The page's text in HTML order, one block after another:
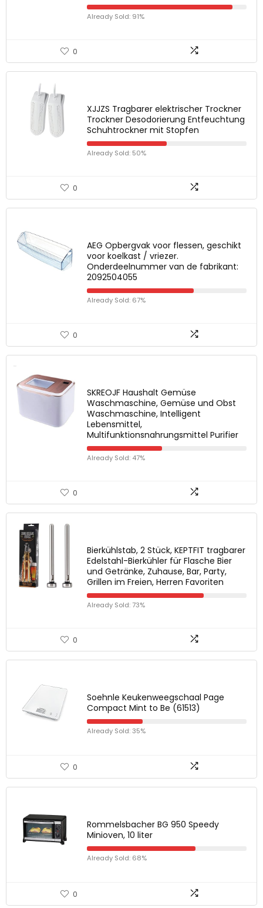
Already Sold: 91%
0
XJJZS Tragbarer elektrischer Trockner
Trockner Desodorierung Entfeuchtung
Schuhtrockner mit Stopfen
Already Sold: 50%
0
AEG Opbergvak voor flessen, geschikt
voor koelkast / vriezer.
Onderdeelnummer van de fabrikant:
2092504055
Already Sold: 67%
0
SKREOJF Haushalt Gemüse
Waschmaschine, Gemüse und Obst
Waschmaschine, Intelligent
Lebensmittel,
Multifunktionsnahrungsmittel Purifier
Already Sold: 47%
0
Bierkühlstab, 2 Stück, KEPTFIT tragbarer
Edelstahl-Bierkühler für Flasche Bier
und Getränke, Zuhause, Bar, Party,
Grillen im Freien, Herren Favoriten
Already Sold: 73%
0
Soehnle Keukenweegschaal Page
Compact Mint to Be (61513)
Already Sold: 35%
0
Rommelsbacher BG 950 Speedy
Minioven, 10 liter
Already Sold: 68%
0